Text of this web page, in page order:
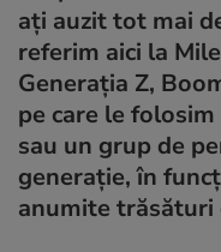
ați auzit tot mai
referim aici la
Generația Z,
pe care le
sau un grup de
generație, în
anumite trăsături